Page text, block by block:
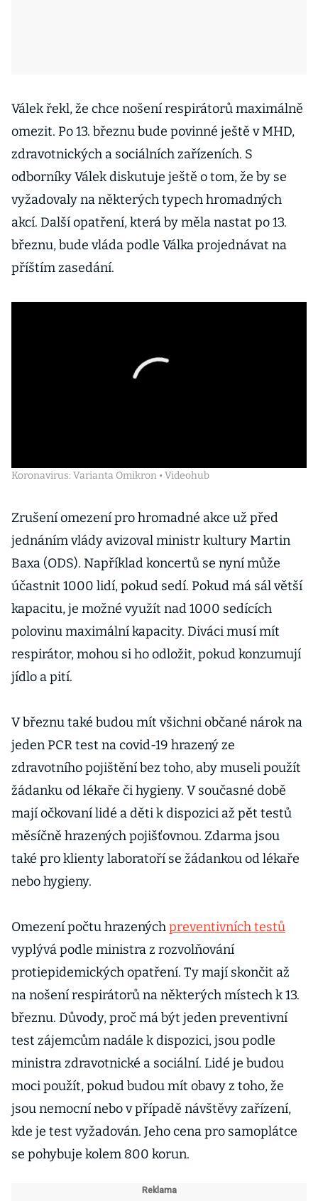
Válek řekl, že chce nošení respirátorů maximálně
omezit. Po 13. březnu bude povinné ještě v MHD,
zdravotnických a sociálních zařízeních. S
odborníky Válek diskutuje ještě o tom, že by se
vyžadovaly na některých typech hromadných
akcí. Další opatření, která by měla nastat po 13.
březnu, bude vláda podle Válka projednávat na
příštím zasedání.
Koronavirus: Varianta Omikron • Videohub
Zrušení omezení pro hromadné akce už před
jednáním vlády avizoval ministr kultury Martin
Baxa (ODS). Například koncertů se nyní může
účastnit 1000 lidí, pokud sedí. Pokud má sál větší
kapacitu, je možné využít nad 1000 sedících
polovinu maximální kapacity. Diváci musí mít
respirátor, mohou si ho odložit, pokud konzumují
jídlo a pití.
V březnu také budou mít všichni občané nárok na
jeden PCR test na covid-19 hrazený ze
zdravotního pojištění bez toho, aby museli použít
žádanku od lékaře či hygieny. V současné době
mají očkovaní lidé a děti k dispozici až pět testů
měsíčně hrazených pojišťovnou. Zdarma jsou
také pro klienty laboratoří se žádankou od lékaře
nebo hygieny.
Omezení počtu hrazenýchpreventivních testů
vyplývá podle ministra z rozvolňování
protiepidemických opatření. Ty mají skončit až
na nošení respirátorů na některých místech k 13.
březnu. Důvody, proč má být jeden preventivní
test zájemcům nadále k dispozici, jsou podle
ministra zdravotnické a sociální. Lidé je budou
moci použít, pokud budou mít obavy z toho, že
jsou nemocní nebo v případě návštěvy zařízení,
kde je test vyžadován. Jeho cena pro samoplátce
se pohybuje kolem 800 korun.